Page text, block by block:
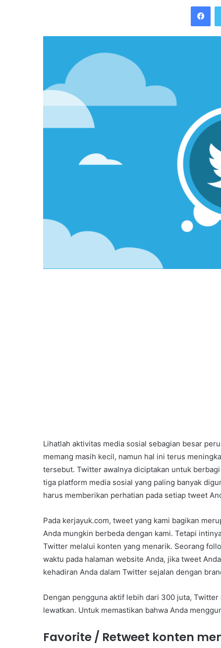
Lihatlah aktivitas media sosial sebagian besar
memang masih kecil, namun hal ini terus
tersebut. Twitter awalnya diciptakan untuk
tiga platform media sosial yang paling banyak
harus memberikan perhatian pada setiap tweet
Pada kerjayuk.com, tweet yang kami bagikan
Anda mungkin berbeda dengan kami. Tetapi
Twitter melalui konten yang menarik. Seorang
waktu pada halaman website Anda, jika tweet
kehadiran Anda dalam Twitter sejalan dengan
Dengan pengguna aktif lebih dari 300 juta,
lewatkan. Untuk memastikan bahwa Anda
Favorite / Retweet konten